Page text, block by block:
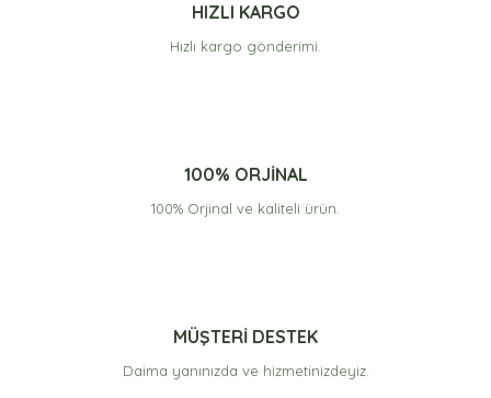
HIZLI KARGO
Hızlı kargo gönderimi.
100% ORJİNAL
100% Orjinal ve kaliteli ürün.
MÜŞTERİ DESTEK
Daima yanınızda ve hizmetinizdeyiz.